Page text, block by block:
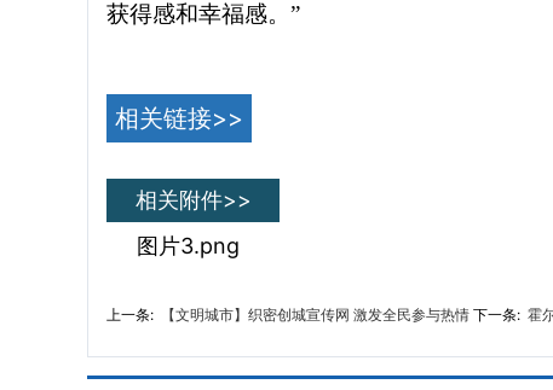
获得感和幸福感。”
相关链接>>
相关附件>>
图片3.png
上一条: 【文明城市】织密创城宣传网 激发全民参与热情 下一条: 霍